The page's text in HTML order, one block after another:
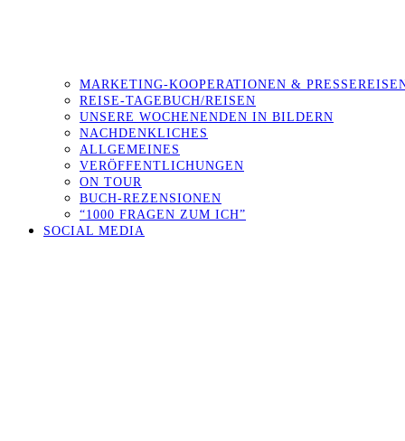
MARKETING-KOOPERATIONEN &
REISE-TAGEBUCH/REISEN
UNSERE WOCHENENDEN IN BILDERN
NACHDENKLICHES
ALLGEMEINES
VERÖFFENTLICHUNGEN
ON TOUR
BUCH-REZENSIONEN
“1000 FRAGEN ZUM ICH”
SOCIAL MEDIA